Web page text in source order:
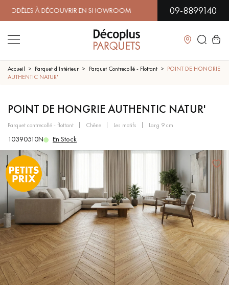
À DÉCOUVRIR EN SHOWROOM | DISPONIBILITÉ09-8899140
Fermer
PARQUET MASSIF
PARQUET CONTRECOLLÉ -
SOL PLAQUÉ BOIS VERITABLES
PARQUETS À MOTIFS
PARQUET EN BOIS EXOTIQUE PARQUET VERNIS
PARQUET HUILÉ PARQUET EN BOIS BRUT
PARQUET VIEILLI PARQUET EN CHÊNE FUMÉ
PARQUET LAMES LARGES XXL PARQUET EN CHÊNE
Accueil Parquet d'Intérieur Parquet Contrecollé - Flottant
POINT DE HONGRIE
AUTHENTIC NATUR'
POINT DE HONGRIE AUTHENTIC NATUR'
parquet contrecollé - flottant chêne les motifs larg 9 cm
10390510N En Stock